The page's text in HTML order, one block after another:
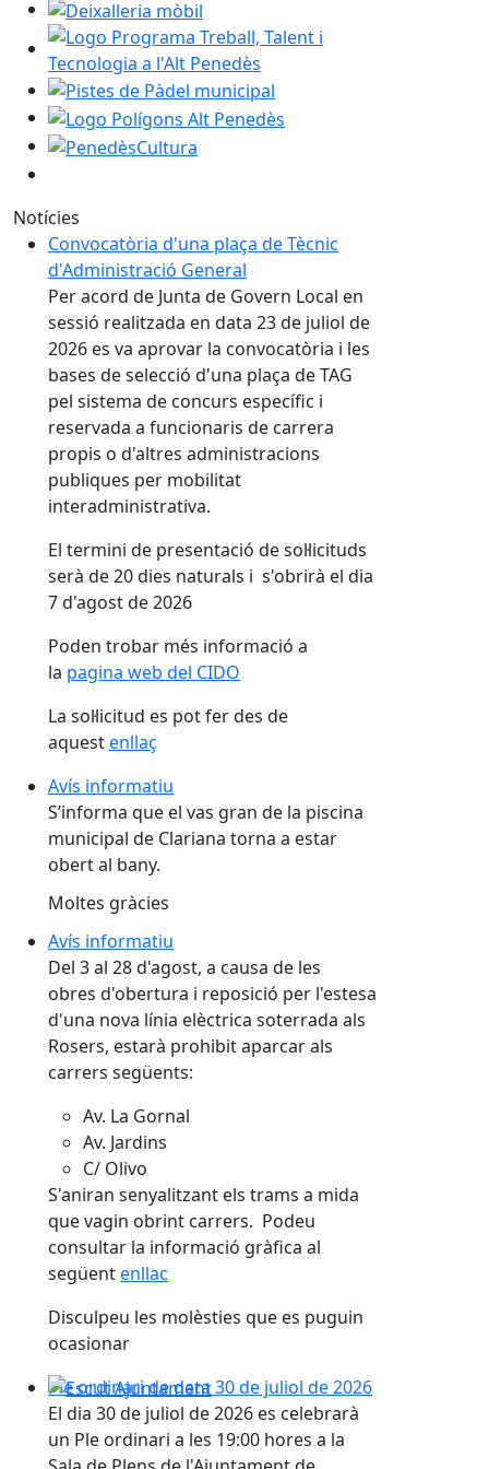
Deixalleria mòbil
Logo Programa Treball, Talent i Tecnologia a l'Alt
Pistes de Pàdel municipal
Logo Polígons Alt Penedès
PenedèsCultura
Notícies
Convocatòria d'una plaça de Tècnic
d'Administració General
Per acord de Junta de Govern Local en
sessió realitzada en data 23 de juliol de
2026 es va aprovar la convocatòria i les
bases de selecció d'una plaça de TAG
pel sistema de concurs específic i
reservada a funcionaris de carrera
propis o d'altres administracions
publiques per mobilitat
interadministrativa.
El termini de presentació de sol·licituds
serà de 20 dies naturals i s'obrirà el dia
7 d'agost de 2026
Poden trobar més informació a
la pagina web del CIDO
La sol·licitud es pot fer des de
aquestenllaç
Avís informatiu
S’informa que el vas gran de la piscina
municipal de Clariana torna a estar
obert al bany.
Moltes gràcies
Avís informatiu
Del 3 al 28 d'agost, a causa de les
obres d'obertura i reposició per l'estesa
d'una nova línia elèctrica soterrada als
Rosers, estarà prohibit aparcar als
carrers següents:
Av. La Gornal
Av. Jardins
C/ Olivo
S'aniran senyalitzant els trams a mida
que vagin obrint carrers. Podeu
consultar la informació gràfica al
següentenllac
Disculpeu les molèsties que es puguin
ocasionar
Ple ordinari de data 30 de juliol de 2026
El dia 30 de juliol de 2026 es celebrarà
un Ple ordinari a les 19:00 hores a la